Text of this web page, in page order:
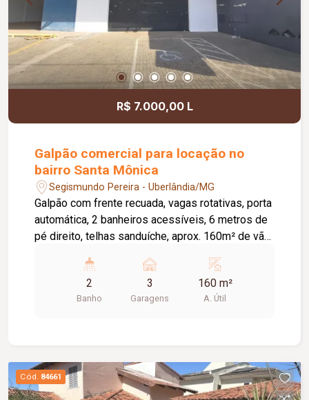
R$ 7.000,00 L
Galpão comercial para locação no
bairro Santa Mônica
Segismundo Pereira - Uberlândia/MG
Galpão com frente recuada, vagas rotativas, porta
automática, 2 banheiros acessíveis, 6 metros de
pé direito, telhas sanduíche, aprox. 160m² de vão
2
Banho
3
Garagens
160 m²
A. Útil
Cód. 84661